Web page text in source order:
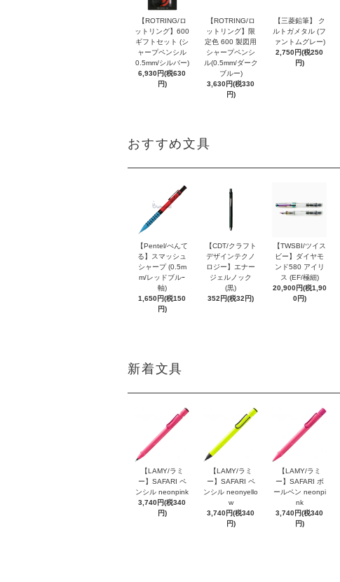
【ROTRING/ロ
ットリング】600
ギフトセット (シ
ャープペンシル
0.5mm/シルバー)
6,930円(税630
円)
【ROTRING/ロ
ットリング】限
定色 600 製図用
シャープペンシ
ル(0.5mm/ダーク
ブルー)
3,630円(税330
円)
【三菱鉛筆】 ク
ルトガメタル (フ
ァントムグレー)
2,750円(税250
円)
おすすめ文具
【Pentel/ぺんて
る】スマッシュ
シャープ (0.5m
m/レッドブルｰ
軸)
1,650円(税150
円)
【CDT/クラフト
デザインテクノ
ロジー】エナー
ジェルノック
(黒)
352円(税32円)
【TWSBI/ツイス
ビー】ダイヤモ
ンド580 アイリ
ス (EF/極細)
20,900円(税1,90
0円)
新着文具
【LAMY/ラミ
ー】SAFARI ペ
ンシル neonpink
3,740円(税340
円)
【LAMY/ラミ
ー】SAFARI ペ
ンシル neonyello
w
3,740円(税340
円)
【LAMY/ラミ
ー】SAFARI ボ
ールペン neonpi
nk
3,740円(税340
円)